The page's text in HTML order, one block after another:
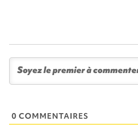
0 COMMENTAIRES